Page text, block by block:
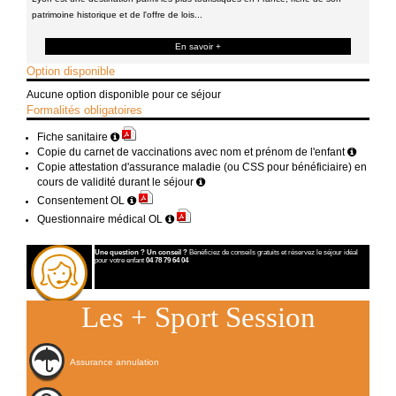
patrimoine historique et de l'offre de lois...
En savoir +
Option disponible
Aucune option disponible pour ce séjour
Formalités obligatoires
Fiche sanitaire
Copie du carnet de vaccinations avec nom et prénom de l'enfant
Copie attestation d'assurance maladie (ou CSS pour bénéficiaire) en
cours de validité durant le séjour
Consentement OL
Questionnaire médical OL
Une question ? Un conseil ? Bénéficiez de conseils gratuits et réservez le séjour idéal
pour votre enfant 04 78 79 64 04
Les + Sport Session
Assurance annulation